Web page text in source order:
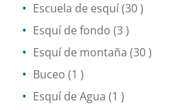
Escuela de esquí(30 )
Esquí de fondo (3 )
Esquí de montaña (30 )
Buceo (1 )
Esquí de Agua (1 )